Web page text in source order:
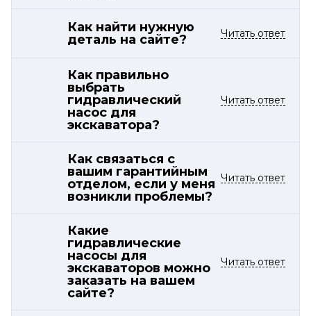
Как найти нужную
деталь на сайте?
Читать ответ
Как правильно
выбрать
гидравлический
насос для
экскаватора?
Читать ответ
Как связаться с
вашим гарантийным
отделом, если у меня
возникли проблемы?
Читать ответ
Какие
гидравлические
насосы для
экскаваторов можно
заказать на вашем
сайте?
Читать ответ